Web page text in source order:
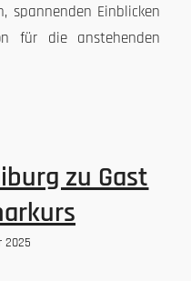
spannenden Einblicken
für die anstehenden
zu Gast
2025